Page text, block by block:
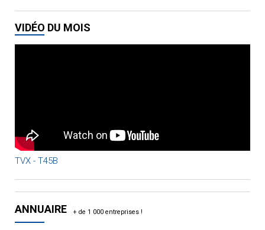
VIDÉO DU MOIS
TVX - T45B
ANNUAIRE